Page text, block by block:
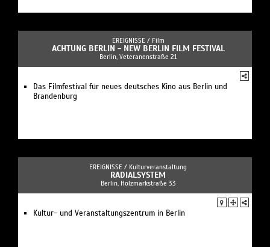
EREIGNISSE / Film
ACHTUNG BERLIN - NEW BERLIN FILM FESTIVAL
Berlin, Veteranenstraße 21
Das Filmfestival für neues deutsches Kino aus Berlin und
Brandenburg
EREIGNISSE / Kulturveranstaltung
RADIALSYSTEM
Berlin, Holzmarkstraße 33
Kultur- und Veranstaltungszentrum in Berlin